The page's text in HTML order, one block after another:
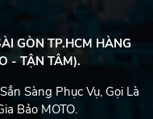
GÒN TP.HCM HÀNG
- TẬN TÂM).
Sàng Phục Vụ, Gọi Là
Bảo MOTO.